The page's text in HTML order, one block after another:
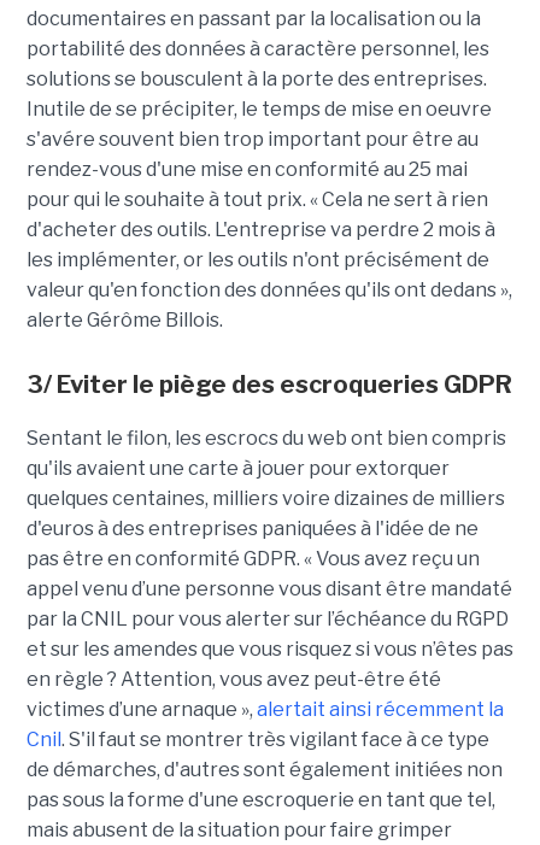
documentaires en passant par la localisation ou la
portabilité des données à caractère personnel, les
solutions se bousculent à la porte des entreprises.
Inutile de se précipiter, le temps de mise en oeuvre
s'avére souvent bien trop important pour être au
rendez-vous d'une mise en conformité au 25 mai
pour qui le souhaite à tout prix. « Cela ne sert à rien
d'acheter des outils. L'entreprise va perdre 2 mois à
les implémenter, or les outils n'ont précisément de
valeur qu'en fonction des données qu'ils ont dedans »,
alerte Gérôme Billois.
3/ Eviter le piège des escroqueries GDPR
Sentant le filon, les escrocs du web ont bien compris
qu'ils avaient une carte à jouer pour extorquer
quelques centaines, milliers voire dizaines de milliers
d'euros à des entreprises paniquées à l'idée de ne
pas être en conformité GDPR. « Vous avez reçu un
appel venu d’une personne vous disant être mandaté
par la CNIL pour vous alerter sur l’échéance du RGPD
et sur les amendes que vous risquez si vous n’êtes pas
en règle ? Attention, vous avez peut-être été
victimes d’une arnaque », alertait ainsi récemment la
Cnil . S'il faut se montrer très vigilant face à ce type
de démarches, d'autres sont également initiées non
pas sous la forme d'une escroquerie en tant que tel,
mais abusent de la situation pour faire grimper